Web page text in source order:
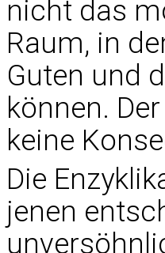
nicht das
Raum, in
Guten und
können.
keine
Die
jenen